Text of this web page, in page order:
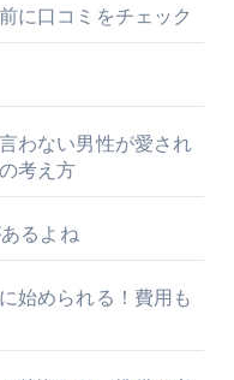
に口コミをチェック
わない男性が愛され
考え方
るよね
始められる！費用も